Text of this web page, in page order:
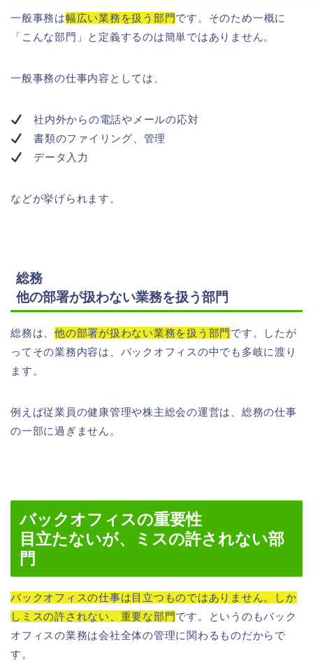
一般事務は幅広い業務を扱う部門です。そのため一概に
「こんな部門」と定義するのは簡単ではありません。
一般事務の仕事内容としては、
社内外からの電話やメールの応対
書類のファイリング、管理
データ入力
などが挙げられます。
総務
他の部署が扱わない業務を扱う部門
総務は、他の部署が扱わない業務を扱う部門 です。したが
ってその業務内容は、バックオフィスの中でも多岐に渡り
ます。
例えば従業員の健康管理や株主総会の運営は、総務の仕事
の一部に過ぎません。
バックオフィスの重要性
目立たないが、ミスの許されない部
門
バックオフィスの仕事は目立つものではありません。しか
しミスの許されない、重要な部門です。というのもバック
オフィスの業務は会社全体の管理に関わるものだからで
す。